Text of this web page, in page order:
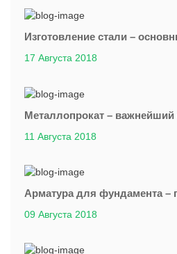
Изготовление стали –
17 Августа 2018
Металлопрокат – важнейший
11 Августа 2018
Арматура для фундамента –
09 Августа 2018